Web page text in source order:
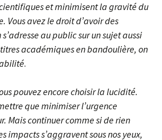
et minimisent la gravité du
avez le droit d’avoir des
au public sur un sujet aussi
académiques en bandoulière, on
.
pouvez encore choisir la lucidité.
que minimiser l’urgence
Mais continuer comme si de rien
impacts s’aggravent sous nos yeux,